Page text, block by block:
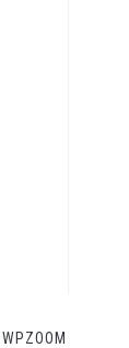
WPZOOM